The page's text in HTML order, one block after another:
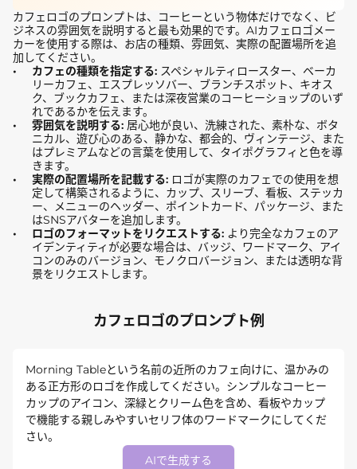
カフェロゴのプロンプトは、コーヒーという物体だけでなく、ビ
ジネスの雰囲気を説明すると最も効果的です。AIカフェロゴメー
カーを使用する際は、お店の種類、雰囲気、実際の配置場所を追
加してください。
カフェの種類を指定する: スペシャルティロースター、ベーカ
リーカフェ、エスプレッソバー、ブランチスポット、キオス
ク、ブックカフェ、または深夜営業のコーヒーショップのいず
れであるかを伝えます。
雰囲気を説明する: 居心地が良い、洗練された、素朴な、ボタ
ニカル、遊び心のある、静かな、都会的、ヴィンテージ、また
はプレミアムなどの言葉を使用して、タイポグラフィと色を導
きます。
実際の配置場所を記載する: ロゴが実際のカフェでの使用を想
定して構築されるように、カップ、スリーブ、看板、ステッカ
ー、メニューのヘッダー、ポイントカード、パッケージ、また
はSNSアバターを追加します。
ロゴのフォーマットをリクエストする: より完全なカフェのア
イデンティティが必要な場合は、バッジ、ワードマーク、アイ
コンのみのバージョン、モノクロバージョン、または透明な背
景をリクエストします。
カフェロゴのプロンプト例
Morning Tableという名前の近所のカフェ向けに、温かみの
ある正方形のロゴを作成してください。シンプルなコーヒー
カップのアイコン、深緑とクリーム色を含め、看板やカップ
で機能する親しみやすいセリフ体のワードマークにしてくだ
さい。
AIで生成する